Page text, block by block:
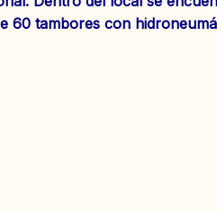
60 tambores con